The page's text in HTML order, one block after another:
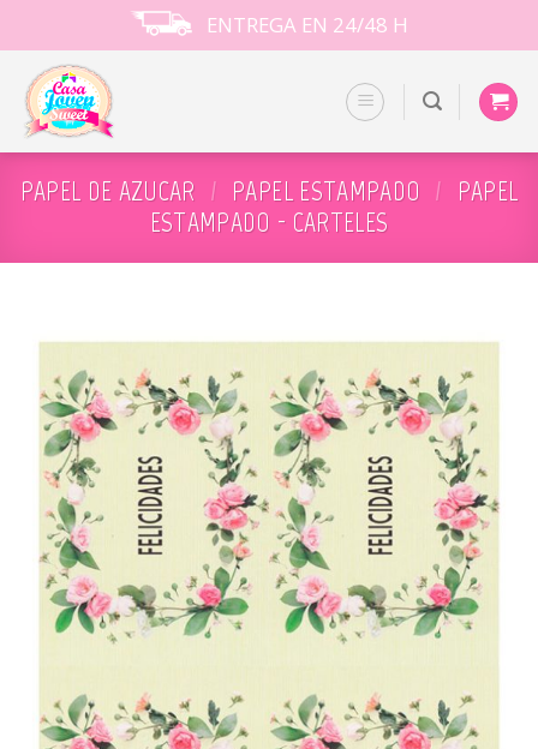
to
content
ENTREGA EN 24/48 H
PAPEL DE AZUCAR / PAPEL ESTAMPADO / PAPEL
ESTAMPADO - CARTELES